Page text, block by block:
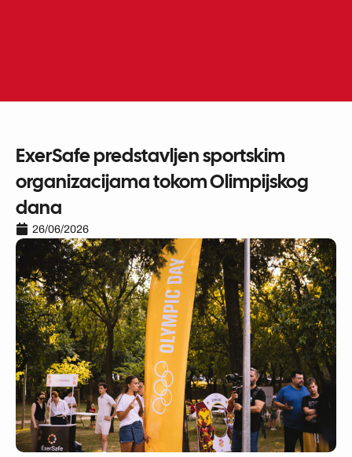
ExerSafe predstavljen sportskim
organizacijama tokom Olimpijskog
dana
26/06/2026